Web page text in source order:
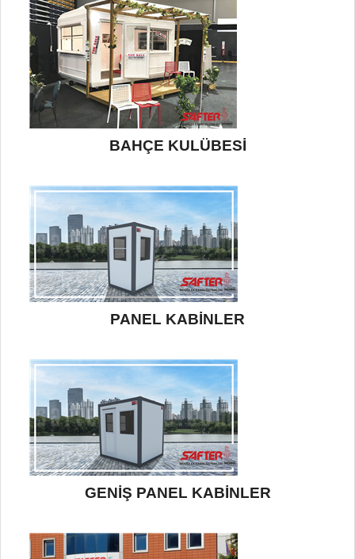
BAHÇE KULÜBESİ
PANEL KABİNLER
GENİŞ PANEL KABİNLER